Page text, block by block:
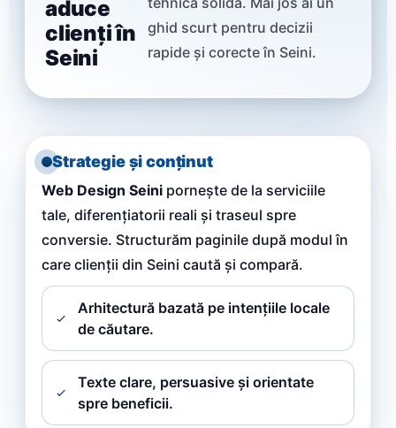
aduce
clienți în
Seini
ghid scurt pentru decizii
rapide și corecte în Seini.
Strategie și conținut
Web Design Seini pornește de la serviciile
tale, diferențiatorii reali și traseul spre
conversie. Structurăm paginile după modul în
care clienții din Seini caută și compară.
Arhitectură bazată pe intențiile locale
de căutare.
Texte clare, persuasive și orientate
spre beneficii.